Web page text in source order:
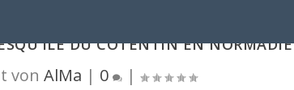
DU COTENTIN EN NORMADIE
von AlMa | 0 |